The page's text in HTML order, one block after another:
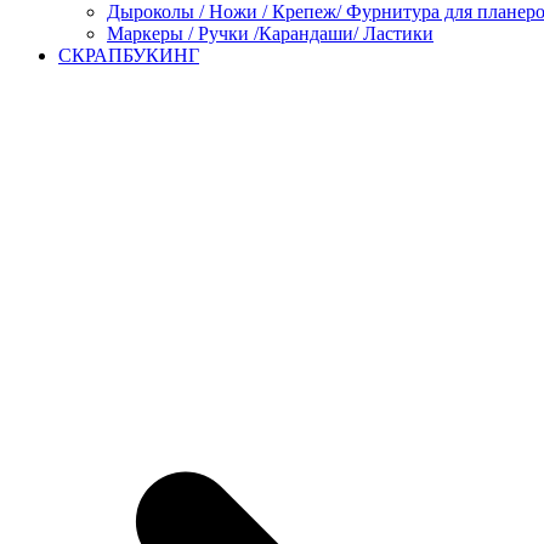
Дыроколы / Ножи / Крепеж/ Фурнитура для
Маркеры / Ручки /Карандаши/ Ластики
СКРАПБУКИНГ